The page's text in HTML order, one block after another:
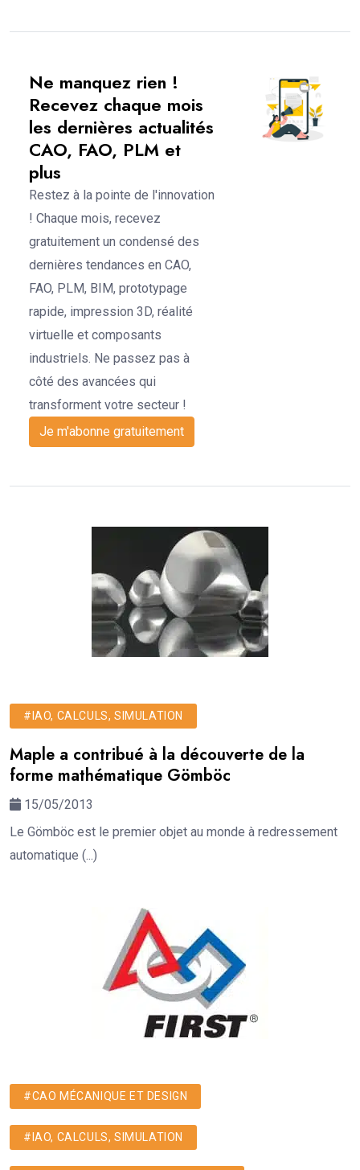
Ne manquez rien !
Recevez chaque mois
les dernières actualités
CAO, FAO, PLM et
plus
Restez à la pointe de l'innovation
! Chaque mois, recevez
gratuitement un condensé des
dernières tendances en CAO,
FAO, PLM, BIM, prototypage
rapide, impression 3D, réalité
virtuelle et composants
industriels. Ne passez pas à
côté des avancées qui
transforment votre secteur !
Je m'abonne gratuitement
#IAO, CALCULS, SIMULATION
Maple a contribué à la découverte de la
forme mathématique Gömböc
15/05/2013
Le Gömböc est le premier objet au monde à redressement
automatique (...)
#CAO MÉCANIQUE ET DESIGN
#IAO, CALCULS, SIMULATION